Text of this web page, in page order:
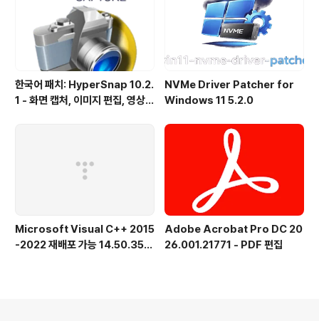
한국어 패치: HyperSnap 10.2.
1 - 화면 캡처, 이미지 편집, 영상
NVMe Driver Patcher for
Windows 11 5.2.0
Microsoft Visual C++ 2015
-2022 재배포 가능 14.50.356
Adobe Acrobat Pro DC 20
26.001.21771 - PDF 편집